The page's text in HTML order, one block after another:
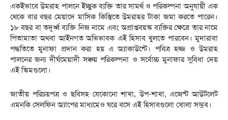
একইভাবে উমরাহ পালনে ইচ্ছুক ব্যক্তি তার সামর্থ ও পরিকল্পনা অনুযায়ী এক
থেকে বার বছর মেয়াদে মাসিক কিস্তিতে উমরাহর টাকা জমা করতে পারেন।
১৮ বছর বা তদূর্ধ্ব ব্যক্তি নিজ নামে এবং অপ্রাপ্তবয়স্ক ব্যক্তির ক্ষেত্রে তার নামে
পিতামাতা অথবা আইনগত অভিভাবক এই হিসাব খুলতে পারবেন। মুদারাবা
পদ্ধতিতে মুনাফা প্রদান করা হয় এ অ্যাকাউন্টে। পবিত্র হজ্জ ও উমরাহ
পালনের জন্য দীর্ঘমেয়াদী সঞ্চয় পরিকল্পনা ও সর্বোচ্চ মুনাফার সুবিধা দেয়
এই স্কিমগুলো।
জাতীয় পরিচয়পত্র ও ছবিসহ যেকোনো শাখা, উপ-শাখা, এজেন্ট আউটলেট
এমনকি সেলফিন অ্যাপের মাধ্যমেও ঘরে বসে এই হিসাবগুলো খোলা সম্ভব।